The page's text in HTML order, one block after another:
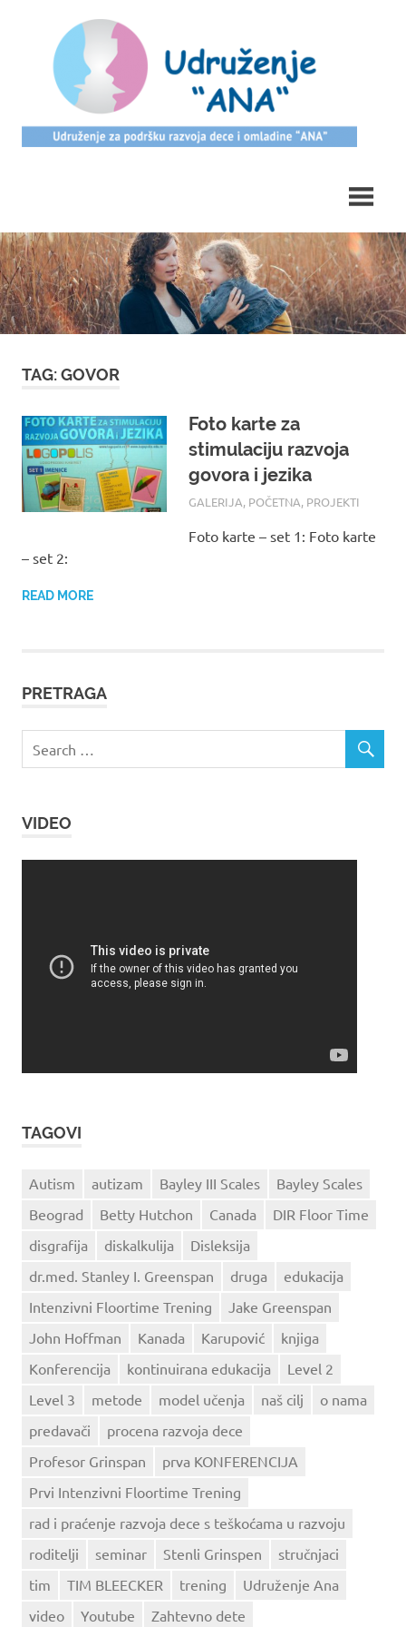
TAG: GOVOR
Foto karte za
stimulaciju razvoja
govora i jezika
16/08/2017
ROOT
GALERIJA, POČETNA, PROJEKTI
Foto karte – set 1: Foto karte
– set 2:
READ MORE
PRETRAGA
VIDEO
TAGOVI
Autism autizam Bayley III Scales
Bayley Scales
Beograd
Betty Hutchon Canada
DIR Floor Time
disgrafija
diskalkulija
Disleksija
dr.med. Stanley I. Greenspan
druga
edukacija
Intenzivni Floortime Trening
Jake Greenspan
John Hoffman
Kanada Karupović
knjiga
Konferencija
kontinuirana edukacija
Level 2
Level 3
metode model učenja naš cilj
o nama
predavači
procena razvoja dece
Profesor Grinspan
prva KONFERENCIJA
Prvi Intenzivni Floortime Trening
rad i praćenje razvoja dece s teškoćama u razvoju
roditelji
seminar Stenli Grinspen
stručnjaci
tim
TIM BLEECKER trening
Udruženje Ana
video
Youtube Zahtevno dete